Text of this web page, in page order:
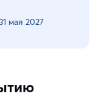
мая 2027